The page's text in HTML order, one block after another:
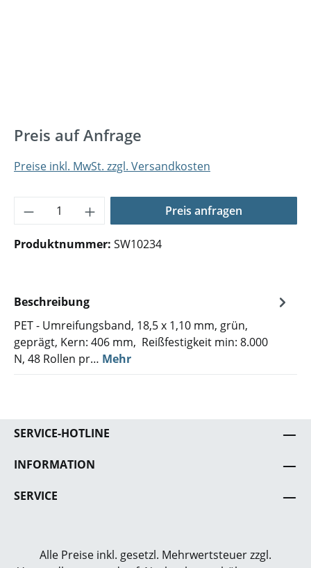
Preis auf Anfrage
Preise inkl. MwSt. zzgl. Versandkosten
Produkt Anzahl: Gib den gewünschten
Preis anfragen
Produktnummer: SW10234
Beschreibung
PET - Umreifungsband, 18,5 x 1,10 mm, grün,
geprägt, Kern: 406 mm, Reißfestigkeit min: 8.000
N, 48 Rollen pr… Mehr
SERVICE-HOTLINE
INFORMATION
SERVICE
Alle Preise inkl. gesetzl. Mehrwertsteuer zzgl.